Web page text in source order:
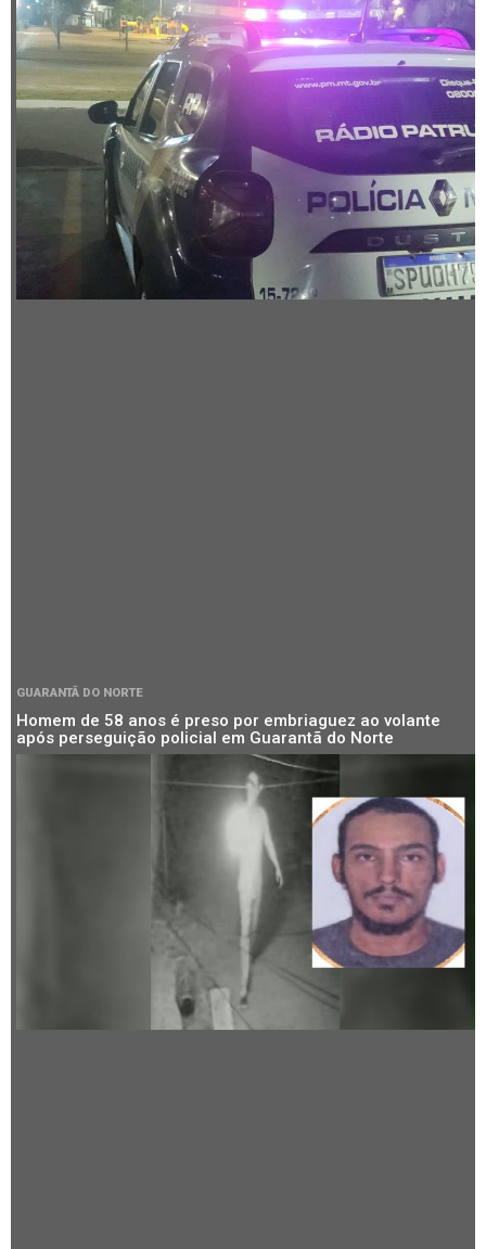
GUARANTÃ DO NORTE
Homem de 58 anos é preso por embriaguez ao volante
após perseguição policial em Guarantã do Norte